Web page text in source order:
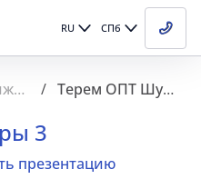
RU СПб
Складская недвижимость Терем ОПТ Шушары 3
3
презентацию